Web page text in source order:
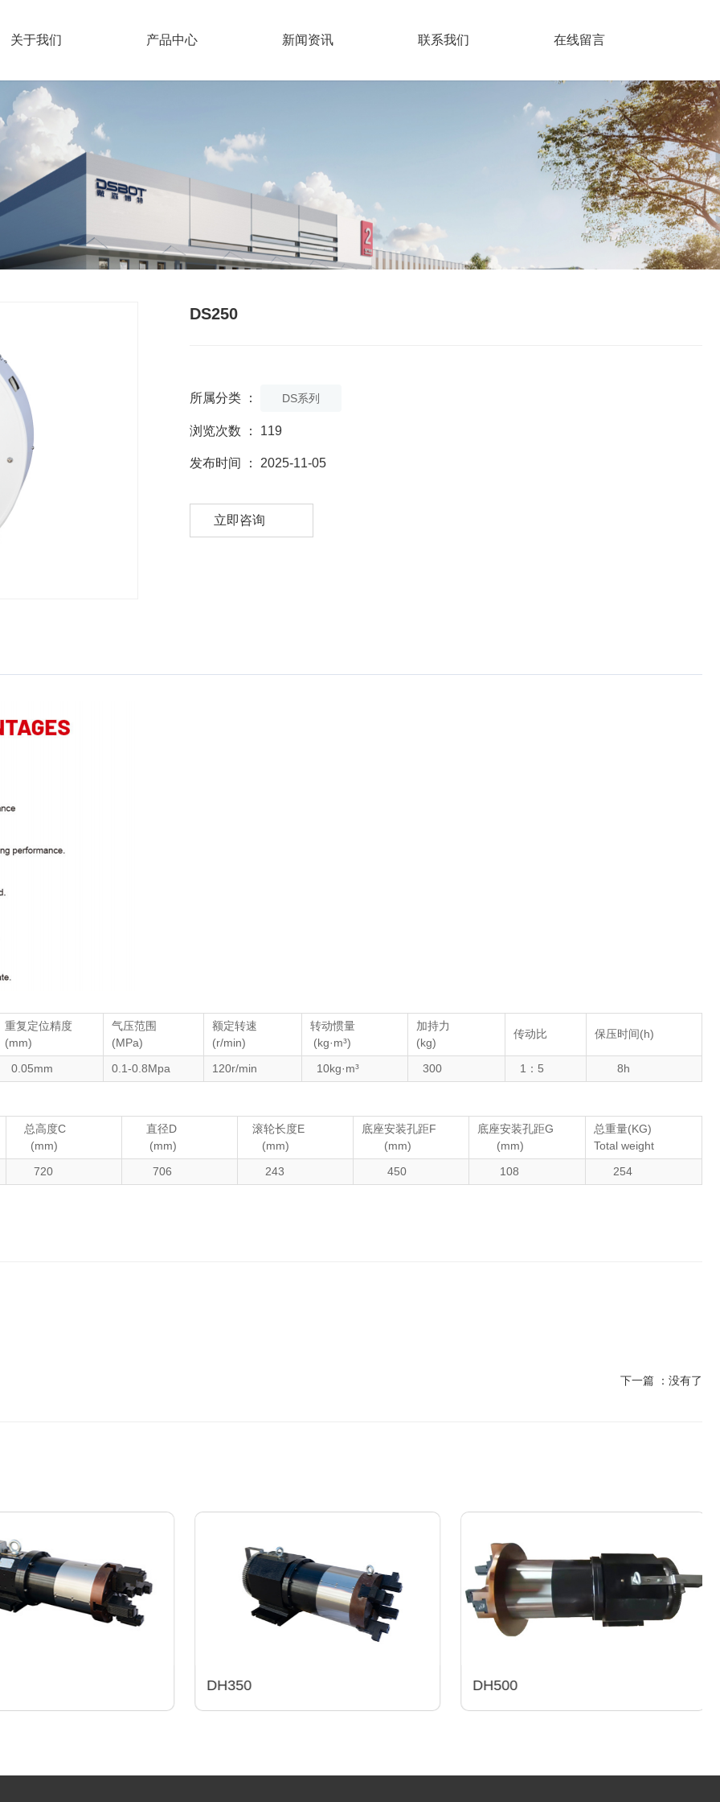
关于我们 产品中心 新闻资讯 联系我们 在线留言
DS250
所属分类 ： DS系列
浏览次数 ： 119
发布时间 ： 2025-11-05
立即咨询
重复定位精度
(mm)
气压范围
(MPa)
额定转速
(r/min)
转动惯量
(kg·m³)
加持力
(kg)
传动比 保压时间(h)
0.05mm 0.1-0.8Mpa 120r/min 10kg·m³ 300 1：5 8h
总高度C
(mm)
直径D
(mm)
滚轮长度E
(mm)
底座安装孔距F
(mm)
底座安装孔距G
(mm)
总重量(KG)
Total weight
720
706 243 450 108 254
下一篇 ： 没有了
DH350 DH500